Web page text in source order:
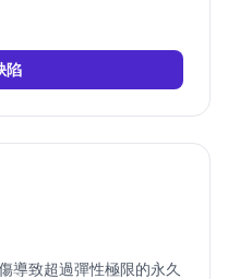
陷
導致超過彈性極限的永久